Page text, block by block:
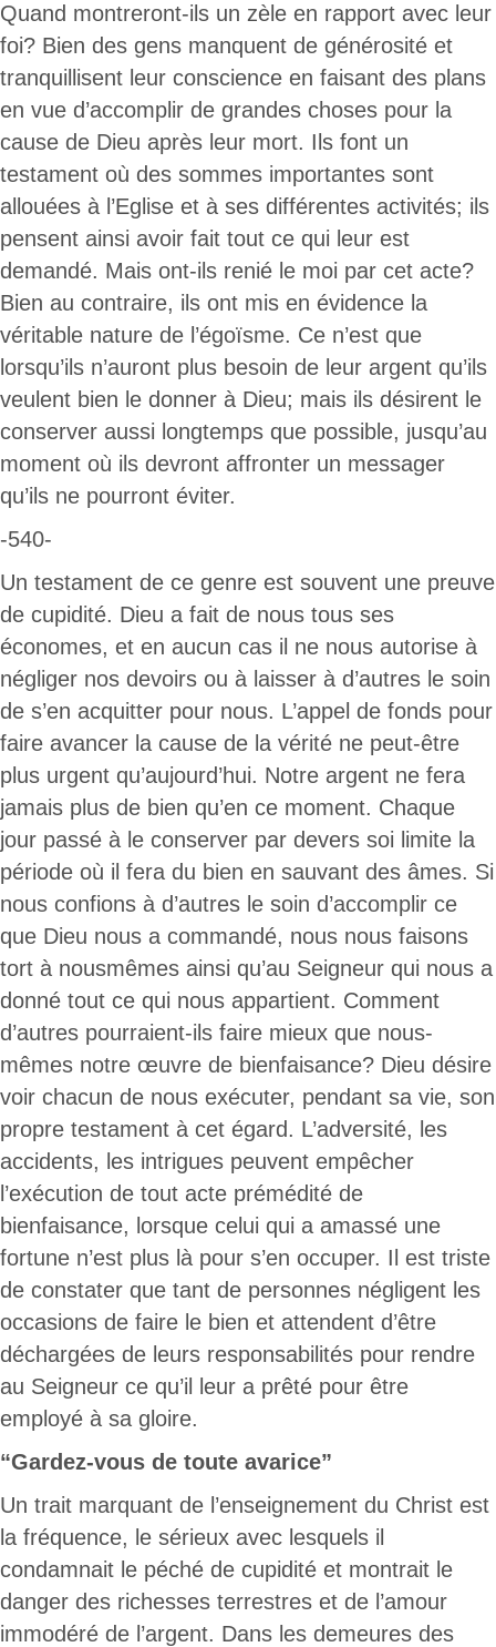
Quand montreront-ils un zèle en rapport avec leur
foi? Bien des gens manquent de générosité et
tranquillisent leur conscience en faisant des plans
en vue d’accomplir de grandes choses pour la
cause de Dieu après leur mort. Ils font un
testament où des sommes importantes sont
allouées à l’Eglise et à ses différentes activités; ils
pensent ainsi avoir fait tout ce qui leur est
demandé. Mais ont-ils renié le moi par cet acte?
Bien au contraire, ils ont mis en évidence la
véritable nature de l’égoïsme. Ce n’est que
lorsqu’ils n’auront plus besoin de leur argent qu’ils
veulent bien le donner à Dieu; mais ils désirent le
conserver aussi longtemps que possible, jusqu’au
moment où ils devront affronter un messager
qu’ils ne pourront éviter.
-540-
Un testament de ce genre est souvent une preuve
de cupidité. Dieu a fait de nous tous ses
économes, et en aucun cas il ne nous autorise à
négliger nos devoirs ou à laisser à d’autres le soin
de s’en acquitter pour nous. L’appel de fonds pour
faire avancer la cause de la vérité ne peut-être
plus urgent qu’aujourd’hui. Notre argent ne fera
jamais plus de bien qu’en ce moment. Chaque
jour passé à le conserver par devers soi limite la
période où il fera du bien en sauvant des âmes. Si
nous confions à d’autres le soin d’accomplir ce
que Dieu nous a commandé, nous nous faisons
tort à nousmêmes ainsi qu’au Seigneur qui nous a
donné tout ce qui nous appartient. Comment
d’autres pourraient-ils faire mieux que nous-
mêmes notre œuvre de bienfaisance? Dieu désire
voir chacun de nous exécuter, pendant sa vie, son
propre testament à cet égard. L’adversité, les
accidents, les intrigues peuvent empêcher
l’exécution de tout acte prémédité de
bienfaisance, lorsque celui qui a amassé une
fortune n’est plus là pour s’en occuper. Il est triste
de constater que tant de personnes négligent les
occasions de faire le bien et attendent d’être
déchargées de leurs responsabilités pour rendre
au Seigneur ce qu’il leur a prêté pour être
employé à sa gloire.
“Gardez-vous de toute avarice”
Un trait marquant de l’enseignement du Christ est
la fréquence, le sérieux avec lesquels il
condamnait le péché de cupidité et montrait le
danger des richesses terrestres et de l’amour
immodéré de l’argent. Dans les demeures des